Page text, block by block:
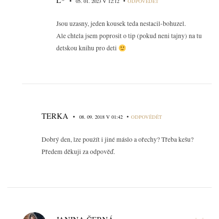
Jsou uzasny, jeden kousek teda nestacil-bohuzel.
Ale chtela jsem poprosit o tip (pokud neni tajny) na tu
detskou knihu pro deti
TERKA • 08. 09. 2018 V 01:42 • ODPOVĚDĚT
Dobrý den, lze použít i jiné máslo a ořechy? Třeba kešu?
Předem děkuji za odpověď.